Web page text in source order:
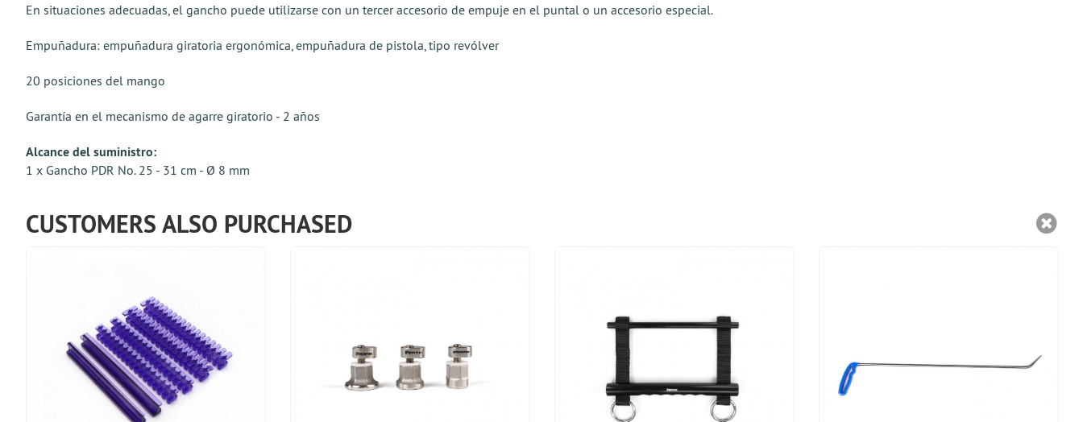
En situaciones adecuadas, el gancho puede utilizarse con un tercer accesorio de empuje en el puntal o un accesorio especial.
Empuñadura: empuñadura giratoria ergonómica, empuñadura de pistola, tipo revólver
20 posiciones del mango
Garantía en el mecanismo de agarre giratorio - 2 años
Alcance del suministro:
1 x Gancho PDR No. 25 - 31 cm - Ø 8 mm
CUSTOMERS ALSO PURCHASED